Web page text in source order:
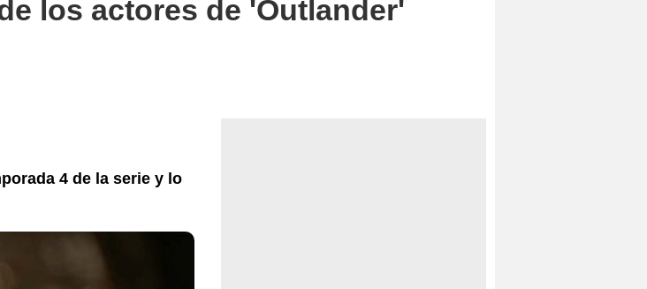
los actores de 'Outlander'
esta noticia
4 de la serie y lo